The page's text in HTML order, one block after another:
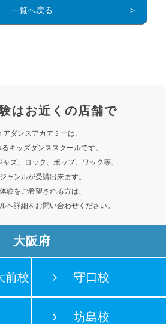
一覧へ戻る
はお近くの店舗で
アダンスアカデミーは、
キッズダンススクールです。
ズ、ロック、ポップ、ワック等、
ャンルが受講出来ます。
験をご希望される方は、
へ詳細をお問い合わせください。
大阪府
前校 守口校
坊島校